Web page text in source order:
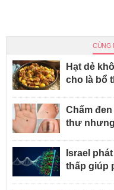
CÙNG
Hạt dẻ
cho là bổ
Chấm
thư
Israel
thấp giúp